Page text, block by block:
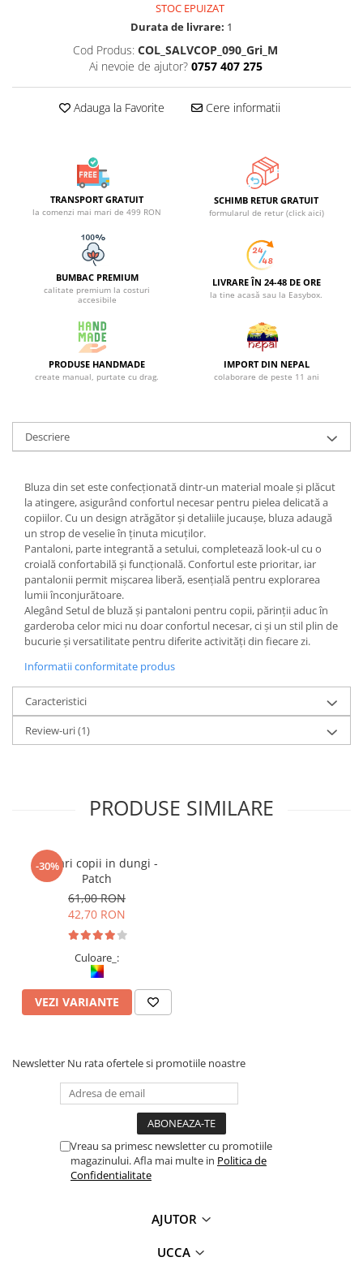
STOC EPUIZAT
Durata de livrare: 1
Cod Produs: COL_SALVCOP_090_Gri_M
Ai nevoie de ajutor? 0757 407 275
Adauga la Favorite Cere informatii
TRANSPORT GRATUIT
la comenzi mai mari de 499 RON
SCHIMB RETUR GRATUIT
formularul de retur (click aici)
BUMBAC PREMIUM
calitate premium la costuri
accesibile
LIVRARE ÎN 24-48 DE ORE
la tine acasă sau la Easybox.
PRODUSE HANDMADE
create manual, purtate cu drag.
IMPORT DIN NEPAL
colaborare de peste 11 ani
Descriere
Bluza din set este confecționată dintr-un material moale și plăcut
la atingere, asigurând confortul necesar pentru pielea delicată a
copiilor. Cu un design atrăgător și detaliile jucaușe, bluza adaugă
un strop de veselie în ținuta micuților.
Pantaloni, parte integrantă a setului, completează look-ul cu o
croială confortabilă și funcțională. Confortul este prioritar, iar
pantalonii permit mișcarea liberă, esențială pentru explorarea
lumii înconjurătoare.
Alegând Setul de bluză și pantaloni pentru copii, părinții aduc în
garderoba celor mici nu doar confortul necesar, ci și un stil plin de
bucurie și versatilitate pentru diferite activități din fiecare zi.
Informatii conformitate produs
Caracteristici
Review-uri(1)
PRODUSE SIMILARE
-30%
Salvari copii in dungi -
Patch
61,00 RON
42,70 RON
Culoare_:
VEZI VARIANTE
Newsletter Nu rata ofertele si promotiile noastre
Vreau sa primesc newsletter cu promotiile
magazinului. Afla mai multe in Politica de
Confidentialitate
AJUTOR
UCCA